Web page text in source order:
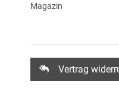
Magazin
Vertrag